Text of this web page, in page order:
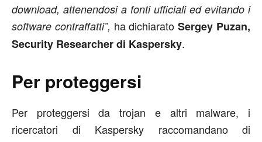
download, attenendosi a fonti ufficiali ed evitando i
software contraffatti”, ha dichiaratoSergey Puzan,
Security Researcher di Kaspersky.
Per proteggersi
Per proteggersi da trojan e altri malware, i
ricercatori di Kaspersky raccomandano di